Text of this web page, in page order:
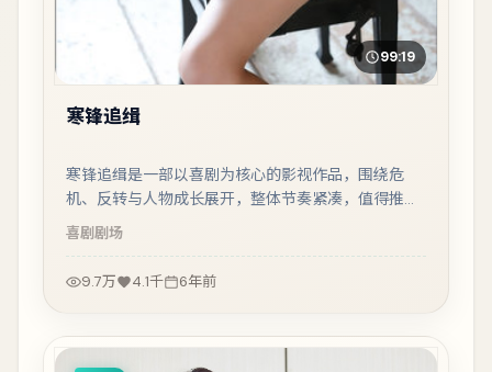
99:19
寒锋追缉
寒锋追缉是一部以喜剧为核心的影视作品，围绕危
机、反转与人物成长展开，整体节奏紧凑，值得推荐
观看。
喜剧剧场
9.7万 4.1千 6年前